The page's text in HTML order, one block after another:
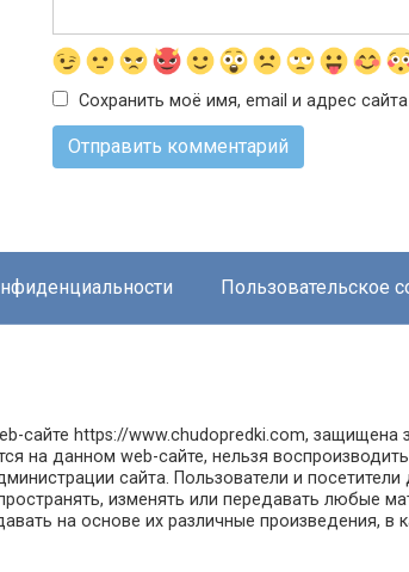
Сохранить моё имя, email и адрес
Пользовательское
сайте https://www.chudopredki.com, защищена
на данном web-сайте, нельзя
сайта. Пользователи и посетители
изменять или передавать любые
на основе их различные произведения, в